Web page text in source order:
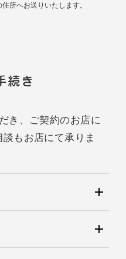
所へお送りいたします。
続き
き、ご契約のお店に
もお店にて承りま